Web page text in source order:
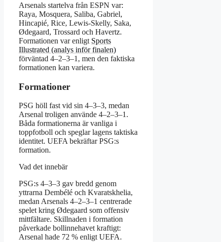
Arsenals startelva från ESPN var:
Raya, Mosquera, Saliba, Gabriel,
Hincapié, Rice, Lewis-Skelly, Saka,
Ødegaard, Trossard och Havertz.
Formationen var enligt Sports
Illustrated (analys inför finalen)
förväntad 4–2–3–1, men den faktiska
formationen kan variera.
Formationer
PSG höll fast vid sin 4–3–3, medan
Arsenal troligen använde 4–2–3–1.
Båda formationerna är vanliga i
toppfotboll och speglar lagens taktiska
identitet. UEFA bekräftar PSG:s
formation.
Vad det innebär
PSG:s 4–3–3 gav bredd genom
yttrarna Dembélé och Kvaratskhelia,
medan Arsenals 4–2–3–1 centrerade
spelet kring Ødegaard som offensiv
mittfältare. Skillnaden i formation
påverkade bollinnehavet kraftigt:
Arsenal hade 72 % enligt UEFA.